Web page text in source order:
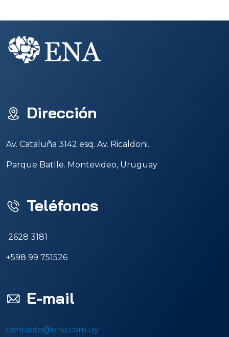
Dirección
Av. Cataluña 3142 esq. Av. Ricaldoni.
Parque Batlle. Montevideo, Uruguay
Teléfonos
2628 3181
+598 99 751526
E-mail
contacto@ena.com.uy